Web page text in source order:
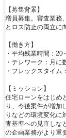
【募集背景】
増員募集。審査業務
とロス防止の両立に
【働き方】
・平均残業時間：20
・テレワーク：月に
・フレックスタイム
【ミッション】
住宅ローンをはじめ
り、今後案件が増加
りなどの環境変化に
査基準への見直しな
の企画業務がより重